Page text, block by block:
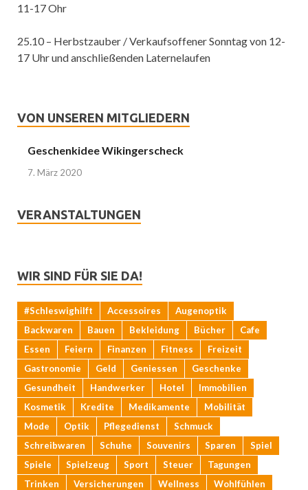
11-17 Ohr
25.10 – Herbstzauber / Verkaufsoffener Sonntag von 12-
17 Uhr und anschließenden Laternelaufen
VON UNSEREN MITGLIEDERN
Geschenkidee Wikingerscheck
7. März 2020
VERANSTALTUNGEN
WIR SIND FÜR SIE DA!
#Schleswighilft Accessoires
Augenoptik
Backwaren
Bauen Bekleidung Bücher
Cafe
Essen
Feiern Finanzen Fitness
Freizeit
Gastronomie
Geld Geniessen
Geschenke
Gesundheit
Handwerker Hotel
Immobilien
Kosmetik
Kredite Medikamente
Mobilität
Mode
Optik Pflegedienst
Schmuck
Schreibwaren
Schuhe Souvenirs Sparen
Spiel
Spiele
Spielzeug Sport Steuer
Tagungen
Trinken
Versicherungen Wellness Wohlfühlen